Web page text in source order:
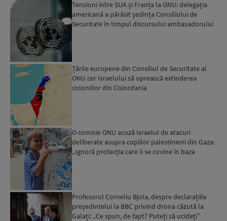
Tensiuni între SUA și Franța la ONU: delegația
americană a părăsit ședința Consiliului de
Securitate în timpul discursului ambasadorului
Țările europene din Consiliul de Securitate al
ONU cer Israelului să oprească extinderea
coloniilor din Cisiordania
O comisie ONU acuză Israelul de atacuri
deliberate asupra copiilor palestinieni din Gaza:
„Ignoră protecția care li se cuvine în baza
Profesorul Corneliu Bjola, despre declarațiile
președintelui la BBC privind drona căzută la
Galați: „Ce spun, de fapt? Puteți să ucideți”